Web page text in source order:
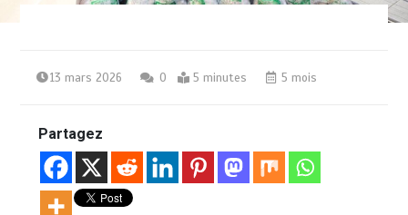
13 mars 2026 0 5 minutes 5 mois
Partagez